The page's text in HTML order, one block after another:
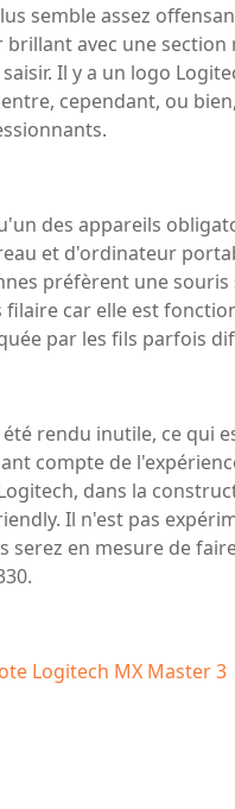
semble assez
avec une section
Il y a un logo
cependant, ou
des appareils
et d'ordinateur
préfèrent une souris
car elle est
par les fils parfois
rendu inutile, ce qui
compte de
dans la
Il n'est pas
serez en mesure de
Logitech MX Master 3